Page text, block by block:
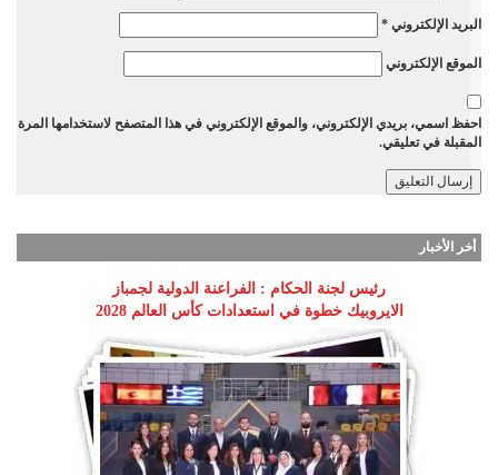
البريد الإلكتروني *
الموقع الإلكتروني
احفظ اسمي، بريدي الإلكتروني، والموقع الإلكتروني في هذا المتصفح لاستخدامها المرة
المقبلة في تعليقي.
أخر الأخبار
رئيس لجنة الحكام : الفراعنة الدولية لجمباز
الايروبيك خطوة في استعدادات كأس العالم 2028